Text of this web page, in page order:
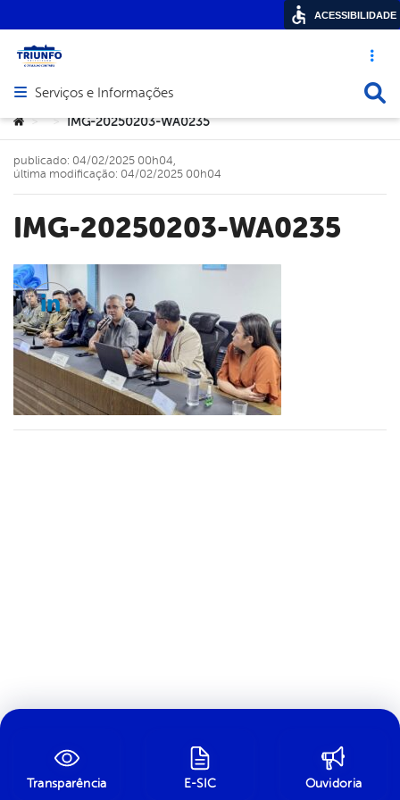
Acesso
Abrir menu principal de navegação
Serviços e Informações
Você está aqui:
> > IMG-20250203-WA0235
IMG-20250203-WA0235
publicado: 04/02/2025 00h04,
última modificação: 04/02/2025 00h04
Twitter
Linkedin
Transparência E-SIC Ouvidoria
ACESSIBILIDADE